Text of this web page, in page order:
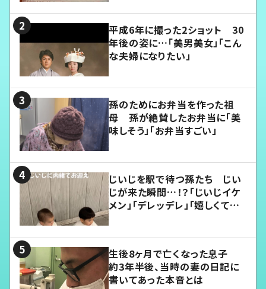
平成6年に撮った2ショット 30
年後の姿に…「美男美女」「こん
な夫婦になりたい」
孫のためにお弁当を作った祖
母 孫が絶賛したお弁当に「美
味しそう」「お弁当すごい」
じいじを駅で待つ孫たち じい
じが来た瞬間…！？「じいじイケ
メン」「デレッデレ」「嬉しくて可
生後8ヶ月で亡くなった息子
約3年半後、当時の妻の日記に
書いてあった本音とは